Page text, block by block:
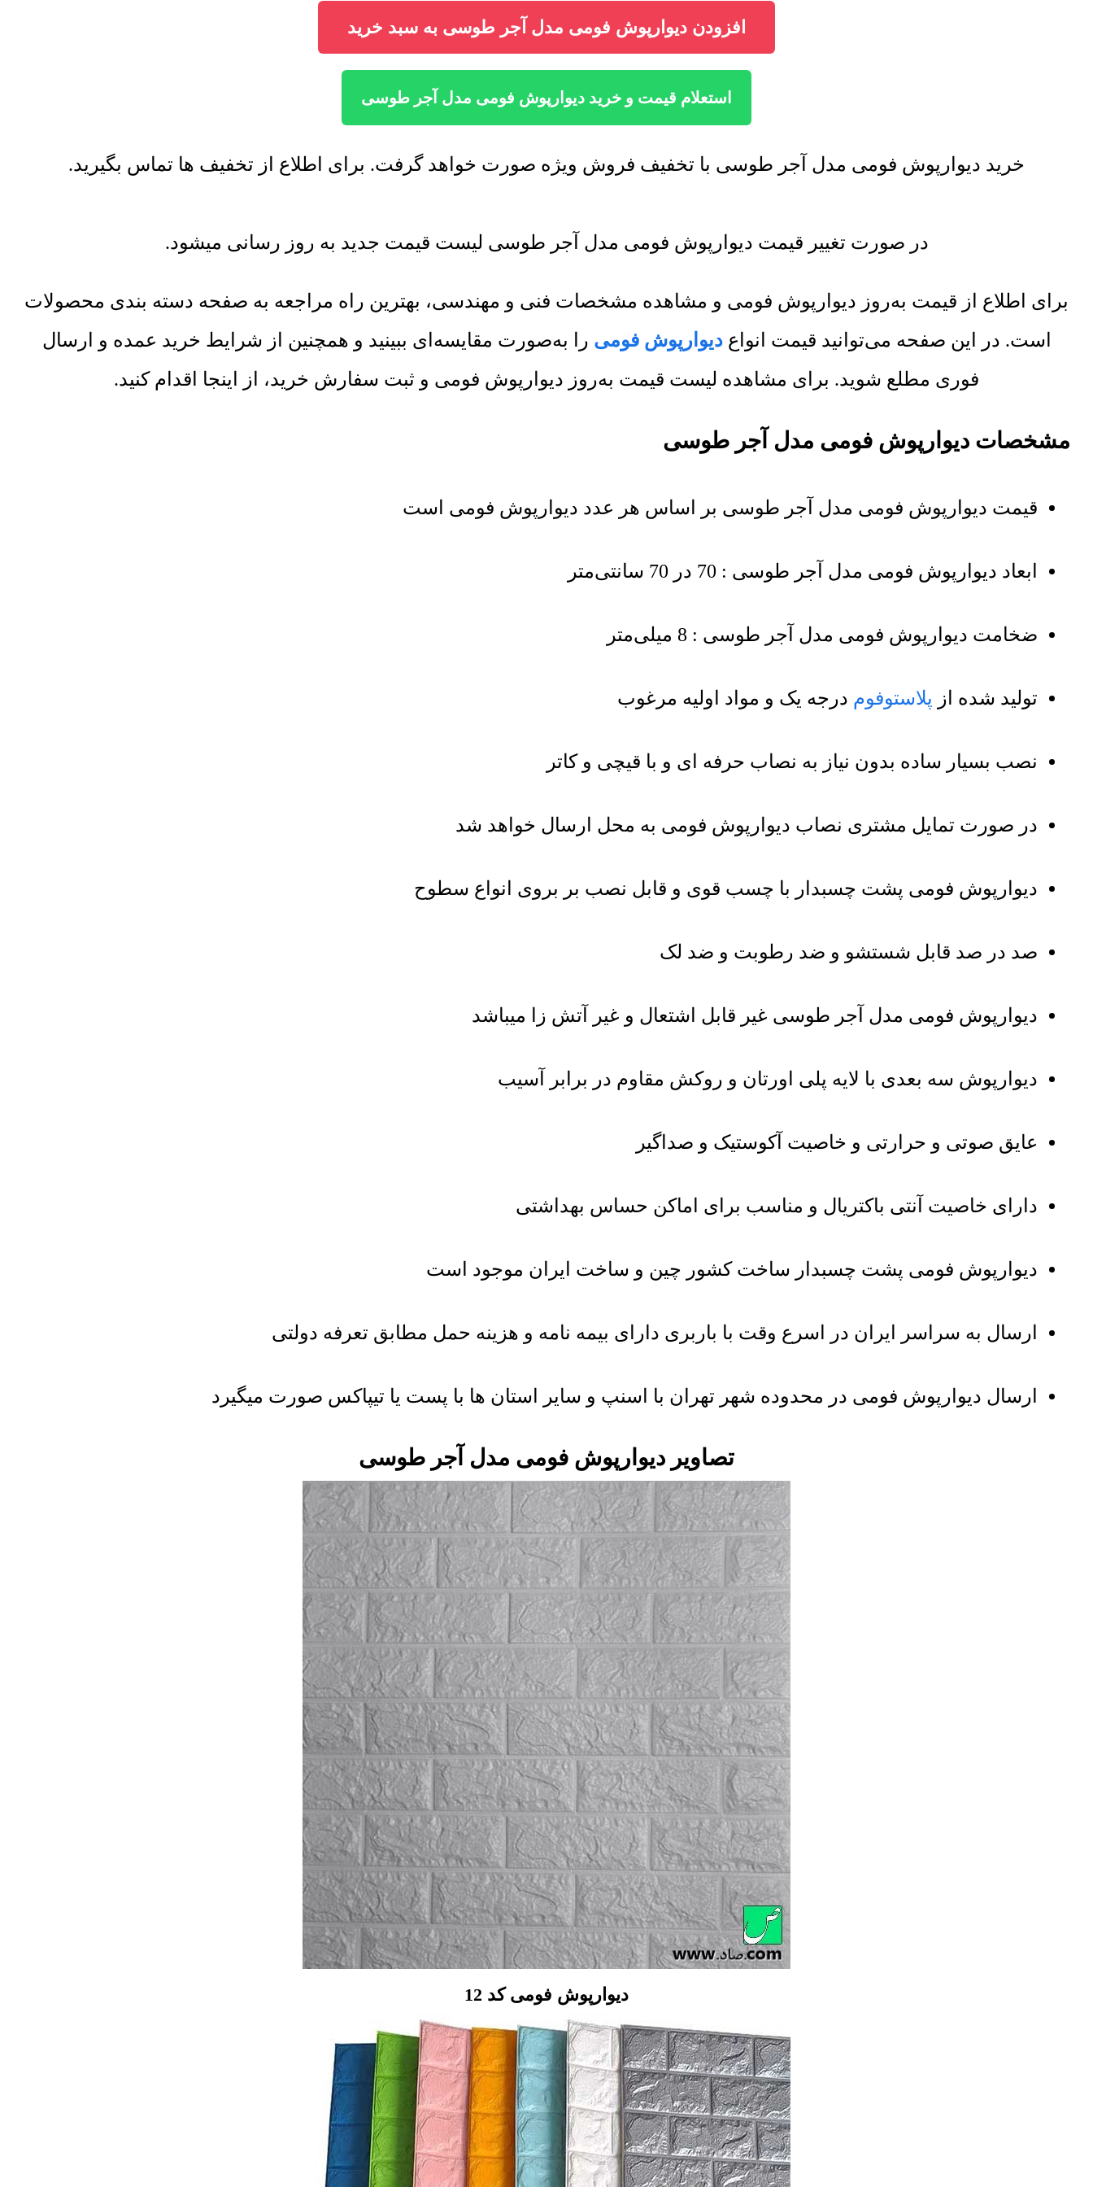
افزودن دیوارپوش فومی مدل آجر طوسی به سبد خرید
استعلام قیمت و خرید دیوارپوش فومی مدل آجر طوسی
خرید دیوارپوش فومی مدل آجر طوسی با تخفیف فروش ویژه صورت خواهد گرفت. برای اطلاع از تخفیف ها تماس بگیرید.
در صورت تغییر قیمت دیوارپوش فومی مدل آجر طوسی لیست قیمت جدید به روز رسانی میشود.
برای اطلاع از قیمت به‌روز دیوارپوش فومی و مشاهده مشخصات فنی و مهندسی، بهترین راه مراجعه به صفحه دسته بندی محصولات
است. در این صفحه می‌توانید قیمت انواعدیوارپوش فومی را به‌صورت مقایسه‌ای ببینید و همچنین از شرایط خرید عمده و ارسال
فوری مطلع شوید. برای مشاهده لیست قیمت به‌روز دیوارپوش فومی و ثبت سفارش خرید، از اینجا اقدام کنید.
مشخصات دیوارپوش فومی مدل آجر طوسی
قیمت دیوارپوش فومی مدل آجر طوسی بر اساس هر عدد دیوارپوش فومی است
ابعاد دیوارپوش فومی مدل آجر طوسی : 70 در 70 سانتی‌متر
ضخامت دیوارپوش فومی مدل آجر طوسی : 8 میلی‌متر
تولید شده از پلاستوفوم درجه یک و مواد اولیه مرغوب
نصب بسیار ساده بدون نیاز به نصاب حرفه ای و با قیچی و کاتر
در صورت تمایل مشتری نصاب دیوارپوش فومی به محل ارسال خواهد شد
دیوارپوش فومی پشت چسبدار با چسب قوی و قابل نصب بر بروی انواع سطوح
صد در صد قابل شستشو و ضد رطوبت و ضد لک
دیوارپوش فومی مدل آجر طوسی غیر قابل اشتعال و غیر آتش زا میباشد
دیوارپوش سه بعدی با لایه پلی اورتان و روکش مقاوم در برابر آسیب
عایق صوتی و حرارتی و خاصیت آکوستیک و صداگیر
دارای خاصیت آنتی باکتریال و مناسب برای اماکن حساس بهداشتی
دیوارپوش فومی پشت چسبدار ساخت کشور چین و ساخت ایران موجود است
ارسال به سراسر ایران در اسرع وقت با باربری دارای بیمه نامه و هزینه حمل مطابق تعرفه دولتی
ارسال دیوارپوش فومی در محدوده شهر تهران با اسنپ و سایر استان ها با پست یا تیپاکس صورت میگیرد
تصاویر دیوارپوش فومی مدل آجر طوسی
دیوارپوش فومی کد 12